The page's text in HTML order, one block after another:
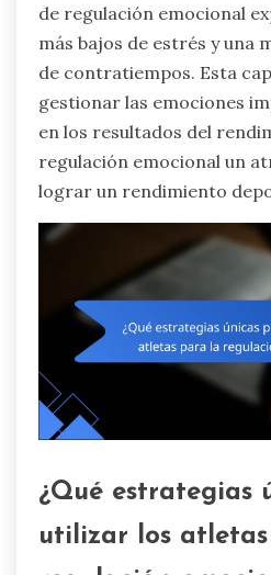
de regulación emocional
más bajos de estrés y una
de contratiempos. Esta
gestionar las emociones
en los resultados del
regulación emocional un
lograr un rendimiento
¿Qué estrategias
utilizar los